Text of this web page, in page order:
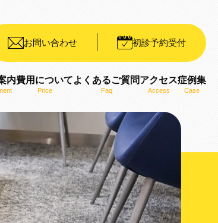
お問い合わせ 初診予約受付
内
ステム）
WIN）
費用について
Price
よくあるご質問
Faq
アクセス
Access
症例集
Case